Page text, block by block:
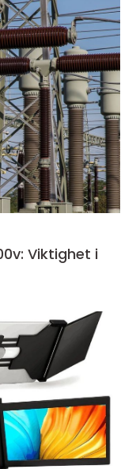
Viktighet i